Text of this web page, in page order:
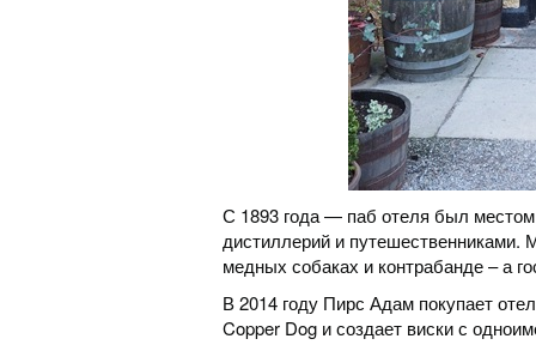
С 1893 года — паб отеля был
дистиллерий и путешественниками.
медных собаках и контрабанде – а
В 2014 году Пирс Адам покупает
Copper Dog и создает виски с